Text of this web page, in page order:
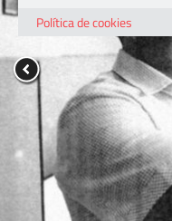
Política de cookies